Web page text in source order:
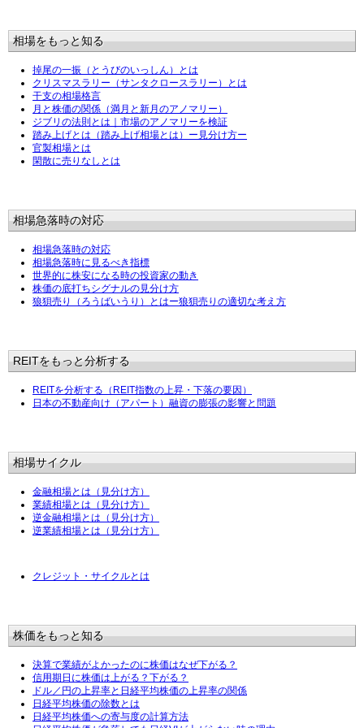
相場をもっと知る
掉尾の一振（とうびのいっしん）とは
クリスマスラリー（サンタクロースラリー）とは
干支の相場格言
月と株価の関係（満月と新月のアノマリー）
ジブリの法則とは｜市場のアノマリーを検証
踏み上げとは（踏み上げ相場とは）ー見分け方ー
官製相場とは
閑散に売りなしとは
相場急落時の対応
相場急落時の対応
相場急落時に見るべき指標
世界的に株安になる時の投資家の動き
株価の底打ちシグナルの見分け方
狼狽売り（ろうばいうり）とはー狼狽売りの適切な考え方
REITをもっと分析する
REITを分析する（REIT指数の上昇・下落の要因）
日本の不動産向け（アパート）融資の膨張の影響と問題
相場サイクル
金融相場とは（見分け方）
業績相場とは（見分け方）
逆金融相場とは（見分け方）
逆業績相場とは（見分け方）
クレジット・サイクルとは
株価をもっと知る
決算で業績がよかったのに株価はなぜ下がる？
信用期日に株価は上がる？下がる？
ドル／円の上昇率と日経平均株価の上昇率の関係
日経平均株価の除数とは
日経平均株価への寄与度の計算方法